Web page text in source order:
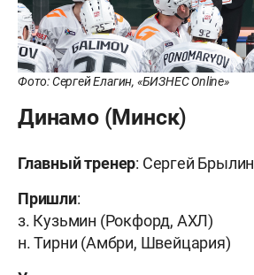
Фото: Сергей Елагин, «БИЗНЕС Online»
Динамо (Минск)
Главный тренер: Сергей Брылин
Пришли:
з. Кузьмин (Рокфорд, АХЛ)
н. Тирни (Амбри, Швейцария)